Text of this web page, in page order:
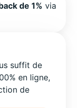
de 1% via
suffit de
en ligne,
de